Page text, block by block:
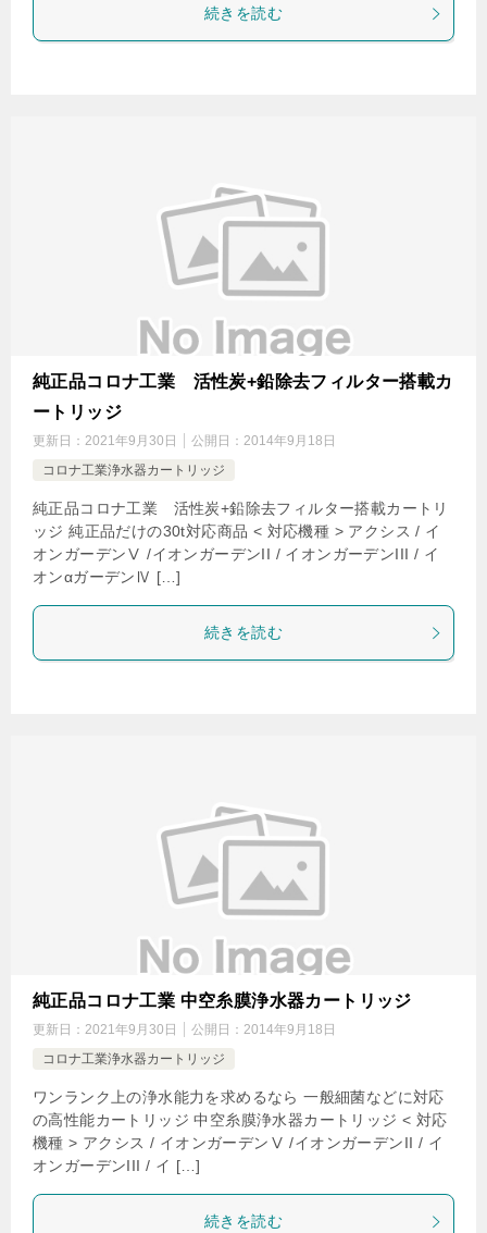
続きを読む
純正品コロナ工業 活性炭+鉛除去フィルター搭載カ
ートリッジ
更新日： 2021年9月30日 公開日： 2014年9月18日
コロナ工業浄水器カートリッジ
純正品コロナ工業 活性炭+鉛除去フィルター搭載カートリ
ッジ 純正品だけの30t対応商品 < 対応機種 > アクシス / イ
オンガーデンⅤ /イオンガーデンII / イオンガーデンIII / イ
オンαガーデンⅣ […]
続きを読む
純正品コロナ工業 中空糸膜浄水器カートリッジ
更新日： 2021年9月30日 公開日： 2014年9月18日
コロナ工業浄水器カートリッジ
ワンランク上の浄水能力を求めるなら 一般細菌などに対応
の高性能カートリッジ 中空糸膜浄水器カートリッジ < 対応
機種 > アクシス / イオンガーデンⅤ /イオンガーデンII / イ
オンガーデンIII / イ […]
続きを読む